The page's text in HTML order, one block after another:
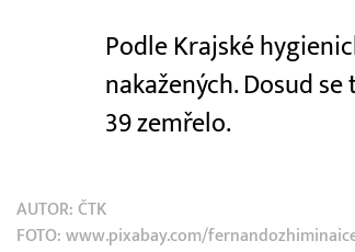
Podle Krajské
nakažených. Dosud
39 zemřelo.
AUTOR: ČTK
FOTO: www.pixabay.com/